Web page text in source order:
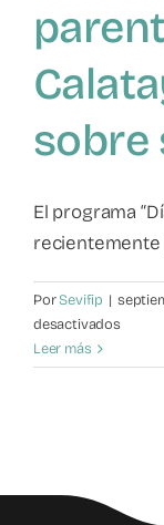
Mapa de recursos
Observatorio VFP
sobre
El programa
recientemente
PorSevifip |
desactivadosen
filio-
su
Leer más